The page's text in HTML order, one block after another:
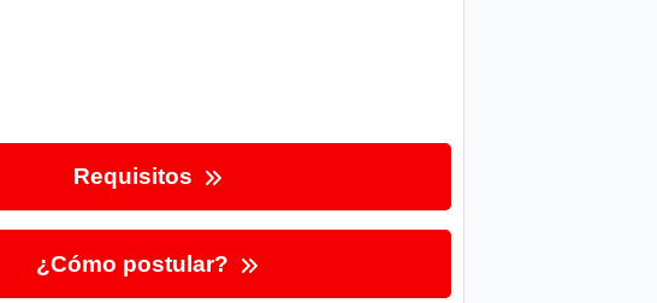
Requisitos
¿Cómo postular?